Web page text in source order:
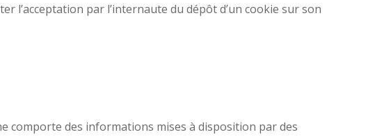
l’acceptation par l’internaute du dépôt d’un cookie sur son
comporte des informations mises à disposition par des